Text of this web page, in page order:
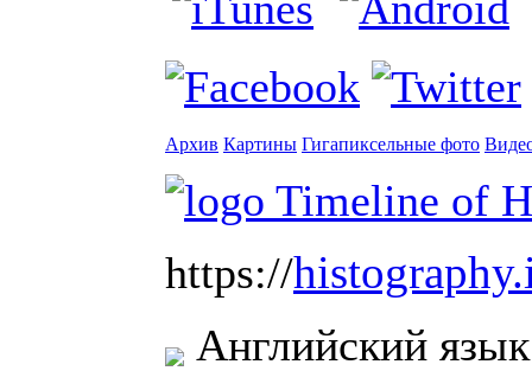
Архив Картины Гигапиксельные фото
https://
Английский язык